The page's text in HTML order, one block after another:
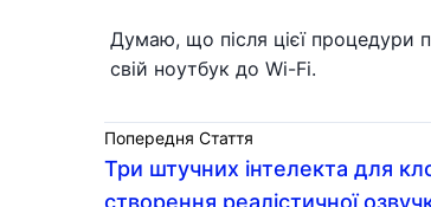
Думаю, що після цієї процедури
свій ноутбук до Wi-Fi.
Попередня Стаття
Три штучних інтелекта для
створення реалістичної